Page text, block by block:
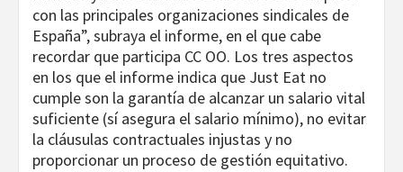
con las principales organizaciones sindicales de
España”, subraya el informe, en el que cabe
recordar que participa CC OO. Los tres aspectos
en los que el informe indica que Just Eat no
cumple son la garantía de alcanzar un salario vital
suficiente (sí asegura el salario mínimo), no evitar
la cláusulas contractuales injustas y no
proporcionar un proceso de gestión equitativo.